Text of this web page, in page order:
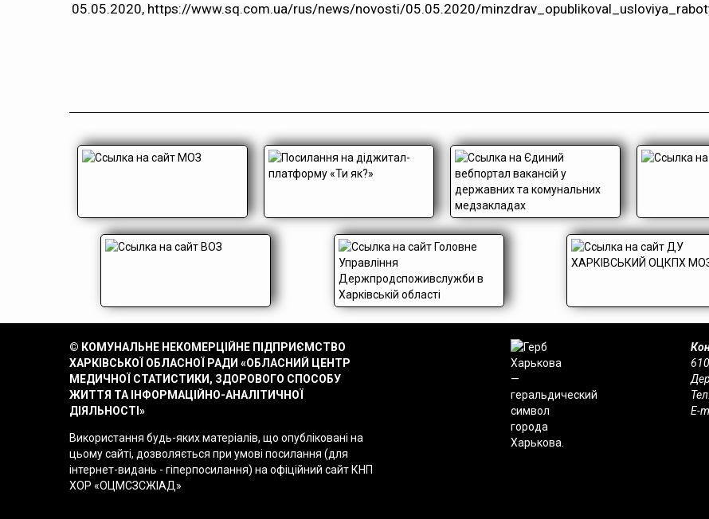
05.05.2020, https://www.sq.com.ua/rus/news/novosti/05.05.2020/
© КОМУНАЛЬНЕ НЕКОМЕРЦІЙНЕ ПІДПРИЄМСТВО
ХАРКІВСЬКОЇ ОБЛАСНОЇ РАДИ «ОБЛАСНИЙ ЦЕНТР
МЕДИЧНОЇ СТАТИСТИКИ, ЗДОРОВОГО СПОСОБУ
ЖИТТЯ ТА ІНФОРМАЦІЙНО-АНАЛІТИЧНОЇ
ДІЯЛЬНОСТІ»
Використання будь-яких матеріалів, що опубліковані на
цьому сайті, дозволяється при умові посилання (для
інтернет-видань - гіперпосилання) на офіційний сайт КНП
ХОР «ОЦМСЗСЖІАД»
E-